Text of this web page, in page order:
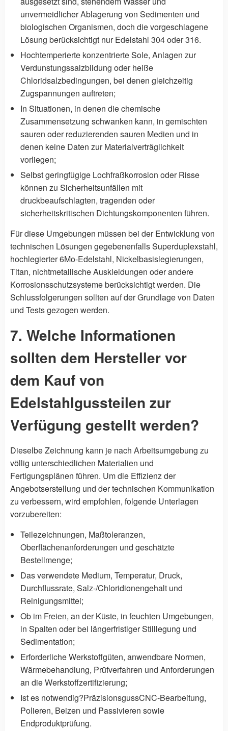
unvermeidlicher Ablagerung von Sedimenten und
biologischen Organismen, doch die vorgeschlagene
Lösung berücksichtigt nur Edelstahl 304 oder 316.
Hochtemperierte konzentrierte Sole, Anlagen zur
Verdunstungssalzbildung oder heiße
Chloridsalzbedingungen, bei denen gleichzeitig
Zugspannungen auftreten;
In Situationen, in denen die chemische
Zusammensetzung schwanken kann, in gemischten
sauren oder reduzierenden sauren Medien und in
denen keine Daten zur Materialverträglichkeit
vorliegen;
Selbst geringfügige Lochfraßkorrosion oder Risse
können zu Sicherheitsunfällen mit
druckbeaufschlagten, tragenden oder
sicherheitskritischen Dichtungskomponenten führen.
Für diese Umgebungen müssen bei der Entwicklung von
technischen Lösungen gegebenenfalls Superduplexstahl,
hochlegierter 6Mo-Edelstahl, Nickelbasislegierungen,
Titan, nichtmetallische Auskleidungen oder andere
Korrosionsschutzsysteme berücksichtigt werden. Die
Schlussfolgerungen sollten auf der Grundlage von Daten
und Tests gezogen werden.
7. Welche Informationen
sollten dem Hersteller vor
dem Kauf von
Edelstahlgussteilen zur
Verfügung gestellt werden?
Dieselbe Zeichnung kann je nach Arbeitsumgebung zu
völlig unterschiedlichen Materialien und
Fertigungsplänen führen. Um die Effizienz der
Angebotserstellung und der technischen Kommunikation
zu verbessern, wird empfohlen, folgende Unterlagen
vorzubereiten:
Teilezeichnungen, Maßtoleranzen,
Oberflächenanforderungen und geschätzte
Bestellmenge;
Das verwendete Medium, Temperatur, Druck,
Durchflussrate, Salz-/Chloridionengehalt und
Reinigungsmittel;
Ob im Freien, an der Küste, in feuchten Umgebungen,
in Spalten oder bei längerfristiger Stilllegung und
Sedimentation;
Erforderliche Werkstoffgüten, anwendbare Normen,
Wärmebehandlung, Prüfverfahren und Anforderungen
an die Werkstoffzertifizierung;
Ist es notwendig?PräzisionsgussCNC-Bearbeitung,
Polieren, Beizen und Passivieren sowie
Endproduktprüfung.